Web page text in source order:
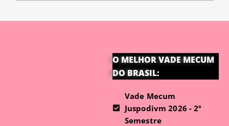
O MELHOR VADE MECUM
DO BRASIL:
Vade Mecum
Juspodivm 2026 - 2º
Semestre